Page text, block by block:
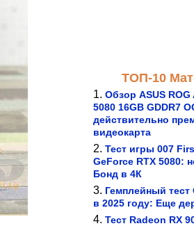
ТОП-10
Обзор ASUS
5080 16GB GDDR7
действительно
видеокарта
Тест игры 007
GeForce RTX 5080:
Бонд в 4К
Гемплейный тест
в 2025 году: Еще
Тест Radeon RX